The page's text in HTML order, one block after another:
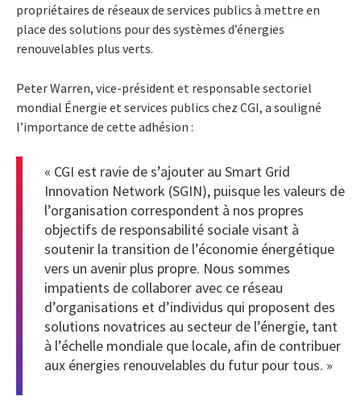
propriétaires de réseaux de services publics à mettre en
place des solutions pour des systèmes d’énergies
renouvelables plus verts.
Peter Warren, vice-président et responsable sectoriel
mondial Énergie et services publics chez CGI, a souligné
l’importance de cette adhésion :
« CGI est ravie de s’ajouter au Smart Grid
Innovation Network (SGIN), puisque les valeurs de
l’organisation correspondent à nos propres
objectifs de responsabilité sociale visant à
soutenir la transition de l’économie énergétique
vers un avenir plus propre. Nous sommes
impatients de collaborer avec ce réseau
d’organisations et d’individus qui proposent des
solutions novatrices au secteur de l’énergie, tant
à l’échelle mondiale que locale, afin de contribuer
aux énergies renouvelables du futur pour tous. »